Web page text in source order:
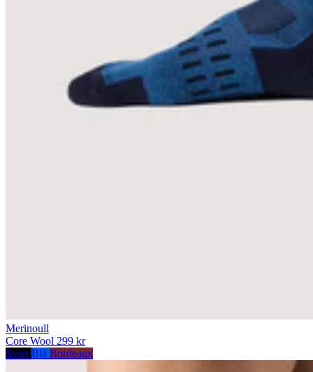
Merinoull
Core Wool 299 kr
Svart Blå Bordeaux